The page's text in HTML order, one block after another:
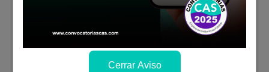
Experiencia general: Mínima de un (01) año
de experiencia laboral en el Sector Público
Cerrar Aviso